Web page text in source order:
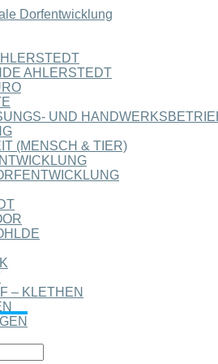
AHLERSTEDT
UND
(MENSCH & TIER)
– KLETHEN